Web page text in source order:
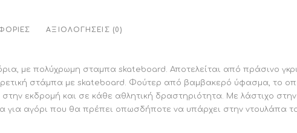
ΑΞΙΟΛΟΓΉΣΕΙΣ (0)
με πολύχρωμη σταμπα skateboard. Αποτελείται από πράσινο
στάμπα με skateboard. Φούτερ από βαμβακερό ύφασμα, το
εκδρομή και σε κάθε αθλητική δραστηριότητα. Με λάστιχο
για αγόρι που θα πρέπει οπωσδήποτε να υπάρχει στην ντουλάπα